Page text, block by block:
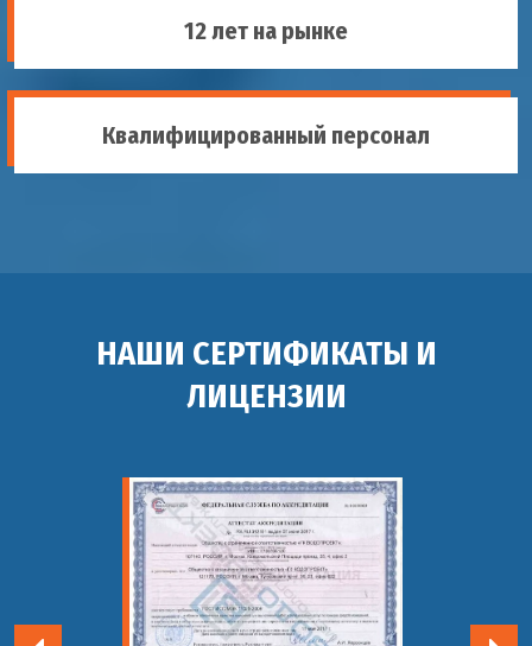
12 лет на рынке
Квалифицированный персонал
НАШИ СЕРТИФИКАТЫ И
ЛИЦЕНЗИИ